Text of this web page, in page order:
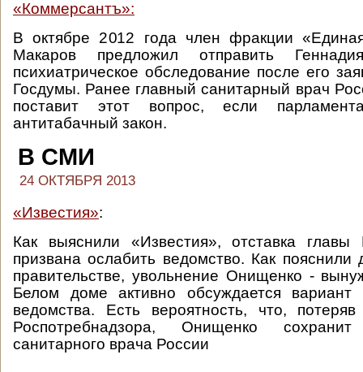
«Коммерсантъ»:
В октябре 2012 года член фракции
Макаров предложил отправить
психиатрическое обследование после его
Госдумы. Ранее главный санитарный врач
поставит этот вопрос, если
антитабачный закон.
В СМИ
24 ОКТЯБРЯ 2013
«Известия»:
Как выяснили «Известия», отставка главы
призвана ослабить ведомство. Как пояснили
правительстве, увольнение Онищенко -
Белом доме активно обсуждается вариант
ведомства. Есть вероятность, что,
Роспотребнадзора, Онищенко
санитарного врача России